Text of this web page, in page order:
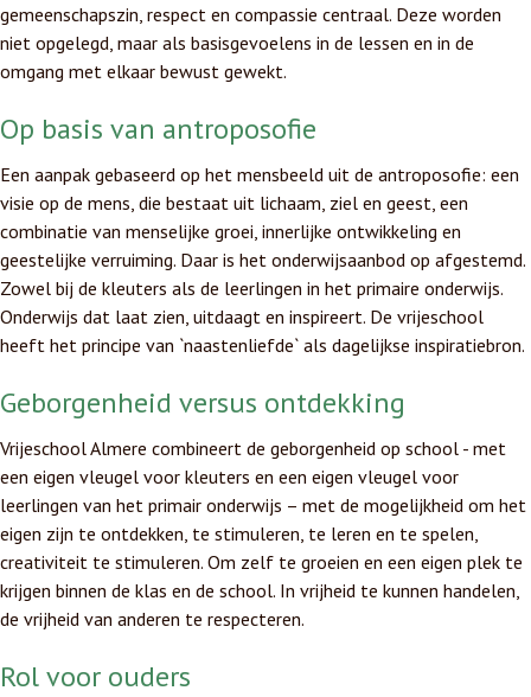
gemeenschapszin, respect en compassie centraal. Deze worden
niet opgelegd, maar als basisgevoelens in de lessen en in de
omgang met elkaar bewust gewekt.
Op basis van antroposofie
Een aanpak gebaseerd op het mensbeeld uit de antroposofie: een
visie op de mens, die bestaat uit lichaam, ziel en geest, een
combinatie van menselijke groei, innerlijke ontwikkeling en
geestelijke verruiming. Daar is het onderwijsaanbod op afgestemd.
Zowel bij de kleuters als de leerlingen in het primaire onderwijs.
Onderwijs dat laat zien, uitdaagt en inspireert. De vrijeschool
heeft het principe van `naastenliefde` als dagelijkse inspiratiebron.
Geborgenheid versus ontdekking
Vrijeschool Almere combineert de geborgenheid op school - met
een eigen vleugel voor kleuters en een eigen vleugel voor
leerlingen van het primair onderwijs – met de mogelijkheid om het
eigen zijn te ontdekken, te stimuleren, te leren en te spelen,
creativiteit te stimuleren. Om zelf te groeien en een eigen plek te
krijgen binnen de klas en de school. In vrijheid te kunnen handelen,
de vrijheid van anderen te respecteren.
Rol voor ouders